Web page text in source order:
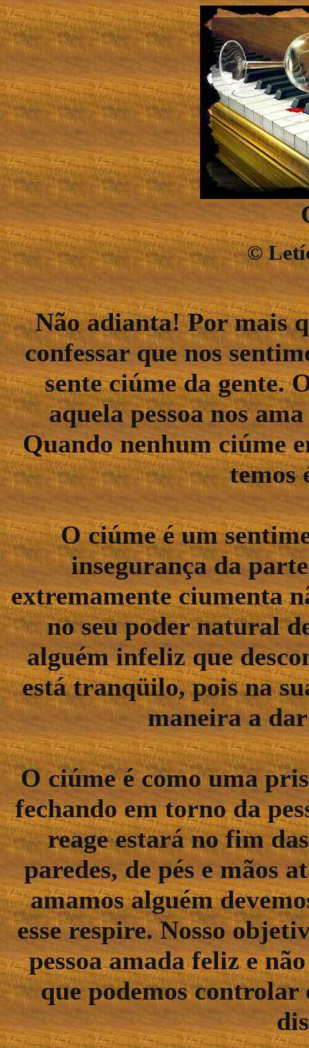
©
Não adianta! Por mais
confessar que nos
sente ciúme da gente.
aquela pessoa nos
Quando nenhum ciúme
temos
O ciúme é um
insegurança da
extremamente ciumenta
no seu poder natural
alguém infeliz que
está tranqüilo, pois na
maneira a
O ciúme é como uma
fechando em torno da
reage estará no fim
paredes, de pés e mãos
amamos alguém
esse respire. Nosso
pessoa amada feliz e
que podemos controlar